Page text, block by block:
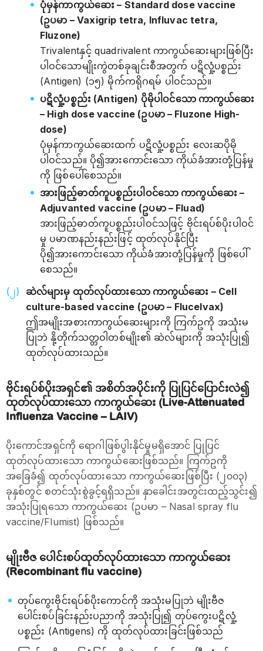
ပုံမှန်ကာကွယ်ဆေး – Standard dose vaccine
(ဥပမာ – Vaxigrip tetra, Influvac tetra,
Fluzone)
Trivalentနှင့် quadrivalent ကာကွယ်ဆေးများဖြစ်ပြီး
ပါဝင်သောမျိုးကွဲတစ်ခုချင်းစီအတွက် ပဋိလှုံ့ပစ္စည်း
(Antigen) (၁၅) မိုက်ကရိုဂရမ် ပါဝင်သည်။
ပဋိလှုံ့ပစ္စည်း (Antigen) ပိုမိုပါဝင်သော ကာကွယ်ဆေး
– High dose vaccine (ဥပမာ – Fluzone High-
dose)
ပုံမှန်ကာကွယ်ဆေးထက် ပဋိလှုံ့ပစ္စည်း လေးဆပိုမို
ပါဝင်သည်။ ပို၍အားကောင်းသော ကိုယ်ခံအားတုံ့ပြန်မှု
ကို ဖြစ်ပေါ်စေသည်။
အားဖြည့်ဓာတ်ကူပစ္စည်းပါဝင်သော ကာကွယ်ဆေး –
Adjuvanted vaccine (ဥပမာ – Fluad)
အားဖြည့်ဓာတ်ကူပစ္စည်းပါဝင်သဖြင့် ဗိုင်းရပ်စ်ပိုးပါဝင်
မှု ပမာဏနည်းနည်းဖြင့် ထုတ်လုပ်နိုင်ပြီး
ပို၍အားကောင်းသော ကိုယ်ခံအားတုံ့ပြန်မှုကို ဖြစ်ပေါ်
စေသည်။
ဆဲလ်များမှ ထုတ်လုပ်ထားသော ကာကွယ်ဆေး – Cell
culture-based vaccine (ဥပမာ – Flucelvax)
ဤအမျိုးအစားကာကွယ်ဆေးများကို ကြက်ဥကို အသုံးမ
ပြုဘဲ နို့တိုက်သတ္တဝါတစ်မျိုး၏ ဆဲလ်များကို အသုံးပြု၍
ထုတ်လုပ်ထားသည်။
ဗိုင်းရပ်စ်ပိုးအရှင်၏ အစိတ်အပိုင်းကို ပြုပြင်ပြောင်းလဲ၍
ထုတ်လုပ်ထားသော ကာကွယ်ဆေး (Live-Attenuated
Influenza Vaccine – LAIV)
ပိုးကောင်အရှင်ကို ရောဂါဖြစ်ပွါးနိုင်မှုမရှိအောင် ပြုပြင်
ထုတ်လုပ်ထားသော ကာကွယ်ဆေးဖြစ်သည်။ ကြက်ဥကို
အခြေခံ၍ ထုတ်လုပ်ထားသော ကာကွယ်ဆေးဖြစ်ပြီး (၂၀၀၃)
ခုနှစ်တွင် စတင်သုံးစွဲခွင့်ရရှိသည်။ နှာခေါင်းအတွင်းထည့်သွင်း၍
အသုံးပြုရသော ကာကွယ်ဆေး (ဥပမာ – Nasal spray flu
vaccine/Flumist) ဖြစ်သည်။
မျိုးဗီဇ ပေါင်းစပ်ထုတ်လုပ်ထားသော ကာကွယ်ဆေး
(Recombinant flu vaccine)
တုပ်ကွေးဗိုင်းရပ်စ်ပိုးကောင်ကို အသုံးမပြုဘဲ မျိုးဗီဇ
ပေါင်းစပ်ခြင်းနည်းပညာကို အသုံးပြု၍ တုပ်ကွေးပဋိလှုံ့
ပစ္စည်း (Antigens) ကို ထုတ်လုပ်ထားခြင်းဖြစ်သည်